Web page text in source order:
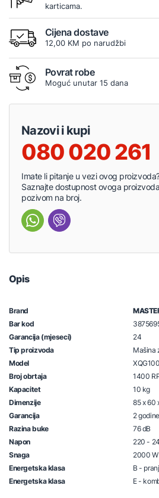
karticama.
Cijena dostave
12,00 KM po narudžbi
Povrat robe
Moguć unutar 15 dana
Nazovi i kupi
080 020 261
Imate li pitanje u vezi ovog
Saznajte dostupnost ovoga
pozivom na broj.
Opis
Brand
Bar kod
Garancija (mjeseci)
24
Tip proizvoda
Mašina
Model
Broj obrtaja
1400
Kapacitet
10 kg
Dimenzije
85 x 60
Garancija
2 godine
Razina buke
76 dB
Napon
220 -
Snaga
2000 W
Energetska klasa
B -
Energetska klasa
E -